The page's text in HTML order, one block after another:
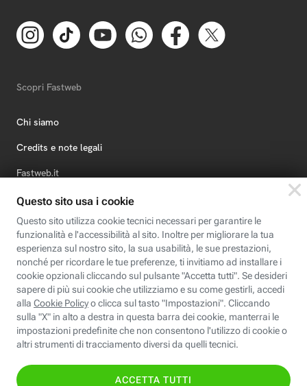
Scopri Fastweb
Chi siamo
Credits e note legali
Fastweb.it
Formazione
Fastweb Digital Academy
STEP FuturAbility District
Insieme, siamo futuro